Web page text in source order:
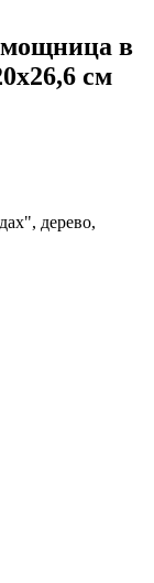
в
см
дерево,